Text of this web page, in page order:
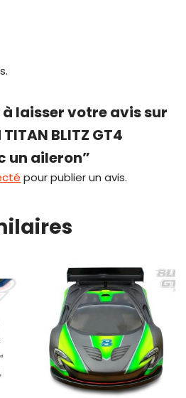
laisser votre avis sur
BLITZ GT4
un aileron”
pour publier un avis.